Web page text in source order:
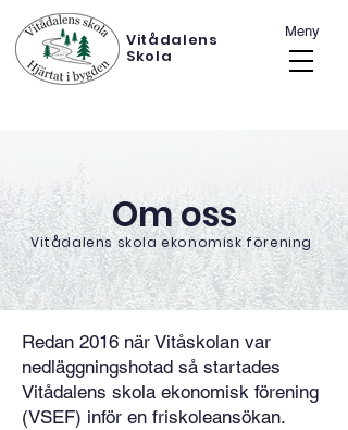
Vitådalens
Skola
Meny
Om oss
Vitådalens skola ekonomisk förening
Redan 2016 när Vitåskolan var
nedläggningshotad så startades
Vitådalens skola ekonomisk förening
(VSEF) inför en friskoleansökan.